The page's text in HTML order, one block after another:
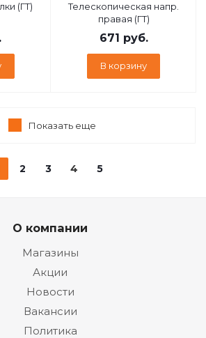
(ГТ)
Телескопическая напр.
правая (ГТ)
671 руб.
В корзину
Показать еще
2 3 4 5
О компании
Магазины
Акции
Новости
Вакансии
Политика